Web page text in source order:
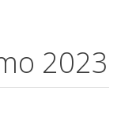
2023